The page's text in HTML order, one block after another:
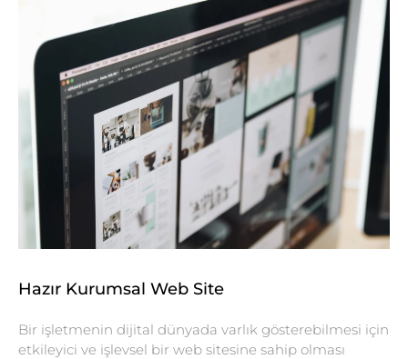
Hazır Kurumsal Web Site
Bir işletmenin dijital dünyada varlık gösterebilmesi için
etkileyici ve işlevsel bir web sitesine sahip olması